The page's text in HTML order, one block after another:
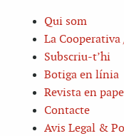
Qui som
La Cooperativa
Subscriu-t’hi
Botiga en línia
Revista en
Contacte
Avis Legal &